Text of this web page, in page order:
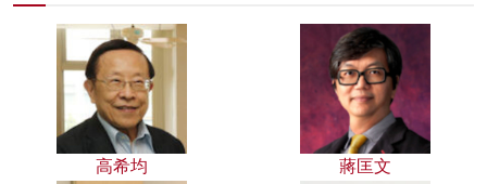
高希均 蔣匡文